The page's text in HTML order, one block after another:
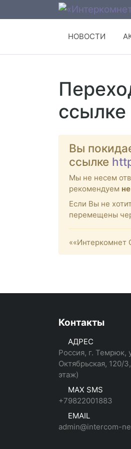
НОВОСТИ
ссылке
Вы
ссылке
Мы не несем
рекомендуем
Если Вы не
перемещены
««Интеркомнет
Контакты
АДРЕС
Россия, г. Темрюк,
Октябрьская, 120/
этаж)
MAX SMS
+79822001883
EMAIL
admin@intercom-